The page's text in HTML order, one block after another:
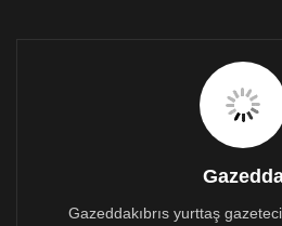
Gazeddakıbrıs yurttaş